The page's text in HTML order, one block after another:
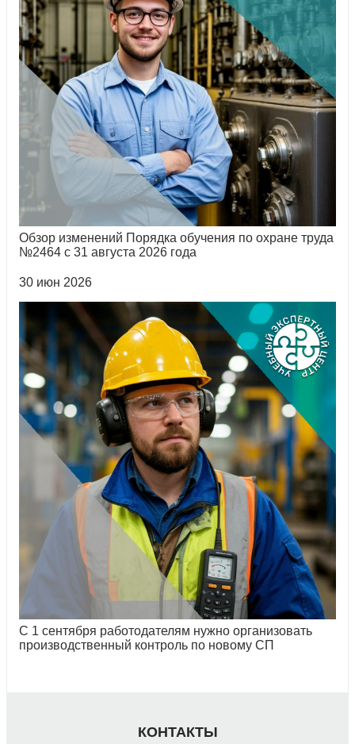
Обзор изменений Порядка обучения по охране труда
№2464 с 31 августа 2026 года
30 июн 2026
С 1 сентября работодателям нужно организовать
производственный контроль по новому СП
КОНТАКТЫ